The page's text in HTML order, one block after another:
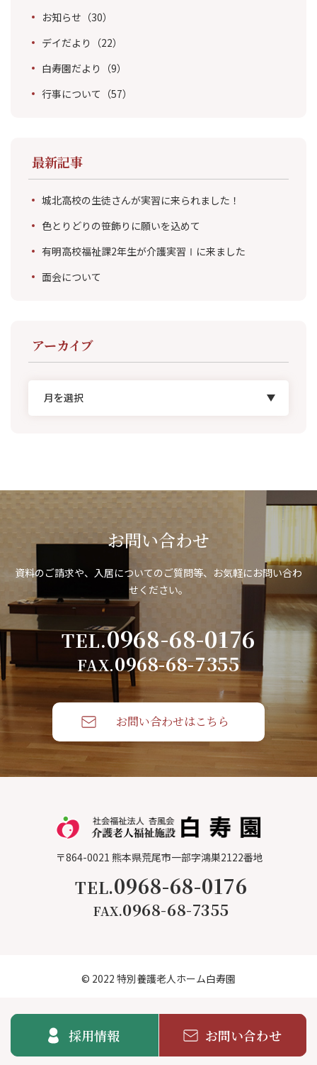
採用情報 お問い合わせ
お知らせ （30）
デイだより
（22）
白寿園だより
（9）
行事について （57）
最新記事
城北高校の生徒さんが実習に来られました！
色とりどりの笹飾りに願いを込めて
有明高校福祉課2年生が介護実習Ⅰに来ました
面会について
アーカイブ
お問い合わせ
資料のご請求や、入居についてのご質問等、お気軽にお問い合わ
せください。
TEL.0968-68-0176
FAX.0968-68-7355
お問い合わせはこちら
〒864-0021 熊本県荒尾市一部字鴻巣2122番地
TEL.0968-68-0176
FAX.0968-68-7355
© 2022 特別養護老人ホーム白寿園